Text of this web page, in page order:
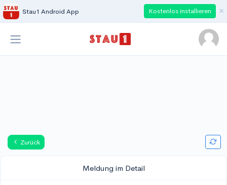
Stau1 Android App Kostenlos installieren ×
Zurück
Meldung im Detail